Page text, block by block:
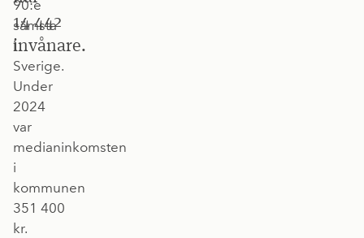
14 442
invånare.
90:e
sämsta
i
Sverige.
Under
2024
var
medianinkomsten
i
kommunen
351 400
kr.